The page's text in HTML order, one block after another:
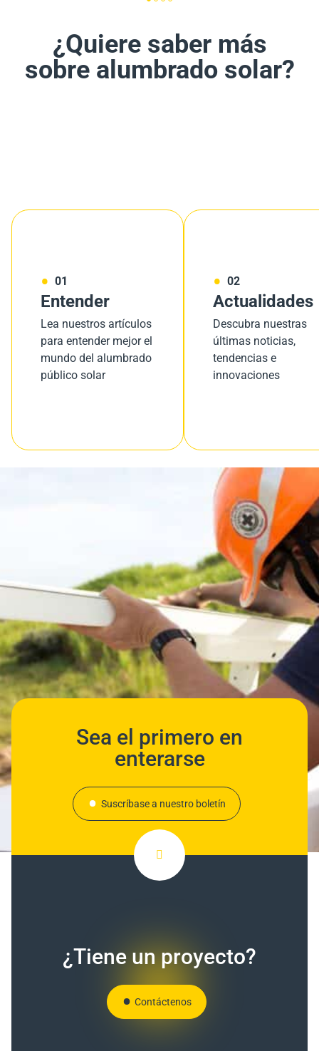
¿Quiere saber más
sobre alumbrado solar?
01
Entender
Lea nuestros artículos
para entender mejor el
mundo del alumbrado
público solar
02
Actualidades
Descubra nuestras
últimas noticias,
tendencias e
innovaciones
Sea el primero en
enterarse
Suscríbase a nuestro boletín
¿Tiene un proyecto?
Contáctenos